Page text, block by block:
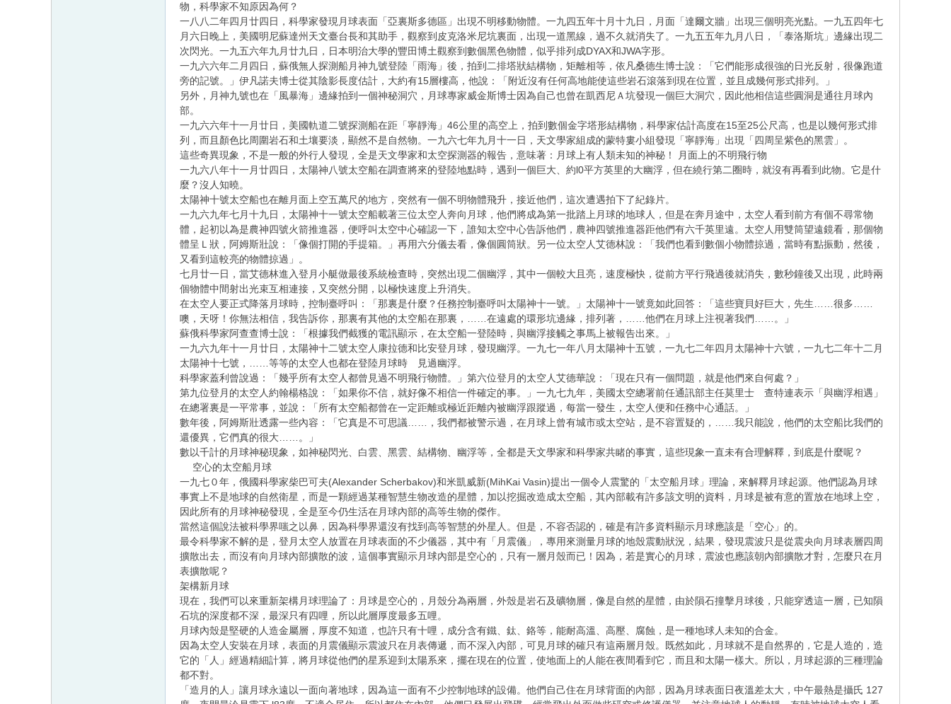
物，科學家不知原因為何？
一八八二年四月廿四日，科學家發現月球表面「亞裏斯多德區」出現不明移動物體。一九四五年十月十九日，月面「達爾文牆」出現三個明亮光點。一九五四年七
月六日晚上，美國明尼蘇達州天文臺台長和其助手，觀察到皮克洛米尼坑裏面，出現一道黑線，過不久就消失了。一九五五年九月八日，「泰洛斯坑」邊緣出現二
次閃光。一九五六年九月廿九日，日本明治大學的豐田博土觀察到數個黑色物體，似乎排列成DYAX和JWA字形。
一九六六年二月四日，蘇俄無人探測船月神九號登陸「雨海」後，拍到二排塔狀結構物，矩離相等，依凡桑德生博士說：「它們能形成很強的日光反射，很像跑道
旁的記號。」伊凡諾夫博士從其陰影長度估計，大約有15層樓高，他說：「附近沒有任何高地能使這些岩石滾落到現在位置，並且成幾何形式排列。」
另外，月神九號也在「風暴海」邊緣拍到一個神秘洞穴，月球專家威金斯博士因為自己也曾在凱西尼Ａ坑發現一個巨大洞穴，因此他相信這些圓洞是通往月球內
部。
一九六六年十一月廿日，美國軌道二號探測船在距「寧靜海」46公里的高空上，拍到數個金字塔形結構物，科學家估計高度在15至25公尺高，也是以幾何形式排
列，而且顏色比周圍岩石和土壤要淡，顯然不是自然物。一九六七年九月十一日，天文學家組成的蒙特婁小組發現「寧靜海」出現「四周呈紫色的黑雲」。
這些奇異現象，不是一般的外行人發現，全是天文學家和太空探測器的報告，意味著：月球上有人類未知的神秘！ 月面上的不明飛行物
一九六八年十一月廿四日，太陽神八號太空船在調查將來的登陸地點時，遇到一個巨大、約l0平方英里的大幽浮，但在繞行第二圈時，就沒有再看到此物。它是什
麼？沒人知曉。
太陽神十號太空船也在離月面上空五萬尺的地方，突然有一個不明物體飛升，接近他們，這次遭遇拍下了紀錄片。
一九六九年七月十九日，太陽神十一號太空船載著三位太空人奔向月球，他們將成為第一批踏上月球的地球人，但是在奔月途中，太空人看到前方有個不尋常物
體，起初以為是農神四號火箭推進器，便呼叫太空中心確認一下，誰知太空中心告訴他們，農神四號推進器距他們有六千英里遠。太空人用雙筒望遠鏡看，那個物
體呈Ｌ狀，阿姆斯壯說：「像個打開的手提箱。」再用六分儀去看，像個圓筒狀。另一位太空人艾德林說：「我們也看到數個小物體掠過，當時有點振動，然後，
又看到這較亮的物體掠過」。
七月廿一日，當艾德林進入登月小艇做最後系統檢查時，突然出現二個幽浮，其中一個較大且亮，速度極快，從前方平行飛過後就消失，數秒鐘後又出現，此時兩
個物體中間射出光束互相連接，又突然分開，以極快速度上升消失。
在太空人要正式降落月球時，控制臺呼叫：「那裏是什麼？任務控制臺呼叫太陽神十一號。」太陽神十一號竟如此回答：「這些寶貝好巨大，先生……很多……
噢，天呀！你無法相信，我告訴你，那裏有其他的太空船在那裏，……在遠處的環形坑邊緣，排列著，……他們在月球上注視著我們……。」
蘇俄科學家阿查查博士說：「根據我們截獲的電訊顯示，在太空船一登陸時，與幽浮接觸之事馬上被報告出來。」
一九六九年十一月廿日，太陽神十二號太空人康拉德和比安登月球，發現幽浮。一九七一年八月太陽神十五號，一九七二年四月太陽神十六號，一九七二年十二月
太陽神十七號，……等等的太空人也都在登陸月球時 見過幽浮。
科學家蓋利曾說過：「幾乎所有太空人都曾見過不明飛行物體。」第六位登月的太空人艾德華說：「現在只有一個問題，就是他們來自何處？」
第九位登月的太空人約翰楊格說：「如果你不信，就好像不相信一件確定的事。」一九七九年，美國太空總署前任通訊部主任莫里士 查特連表示「與幽浮相遇」
在總署裏是一平常事，並說：「所有太空船都曾在一定距離或極近距離內被幽浮跟蹤過，每當一發生，太空人便和任務中心通話。」
數年後，阿姆斯壯透露一些內容：「它真是不可思議……，我們都被警示過，在月球上曾有城市或太空站，是不容置疑的，……我只能說，他們的太空船比我們的
還優異，它們真的很大……。」
數以千計的月球神秘現象，如神秘閃光、白雲、黑雲、結構物、幽浮等，全都是天文學家和科學家共睹的事實，這些現象一直未有合理解釋，到底是什麼呢？
空心的太空船月球
一九七０年，俄國科學家柴巴可夫(Alexander Scherbakov)和米凱威新(MihKai Vasin)提出一個令人震驚的「太空船月球」理論，來解釋月球起源。他們認為月球
事實上不是地球的自然衛星，而是一顆經過某種智慧生物改造的星體，加以挖掘改造成太空船，其內部載有許多該文明的資料，月球是被有意的置放在地球上空，
因此所有的月球神秘發現，全是至今仍生活在月球內部的高等生物的傑作。
當然這個說法被科學界嗤之以鼻，因為科學界還沒有找到高等智慧的外星人。但是，不容否認的，確是有許多資料顯示月球應該是「空心」的。
最令科學家不解的是，登月太空人放置在月球表面的不少儀器，其中有「月震儀」，專用來測量月球的地殼震動狀況，結果，發現震波只是從震央向月球表層四周
擴散出去，而沒有向月球內部擴散的波，這個事實顯示月球內部是空心的，只有一層月殼而已！因為，若是實心的月球，震波也應該朝內部擴散才對，怎麼只在月
表擴散呢？
架構新月球
現在，我們可以來重新架構月球理論了：月球是空心的，月殼分為兩層，外殼是岩石及礦物層，像是自然的星體，由於隕石撞擊月球後，只能穿透這一層，已知隕
石坑的深度都不深，最深只有四哩，所以此層厚度最多五哩。
月球內殼是堅硬的人造金屬層，厚度不知道，也許只有十哩，成分含有鐵、鈦、鉻等，能耐高溫、高壓、腐蝕，是一種地球人未知的合金。
因為太空人安裝在月球，表面的月震儀顯示震波只在月表傳遞，而不深入內部，可見月球的確只有這兩層月殼。既然如此，月球就不是自然界的，它是人造的，造
它的「人」經過精細計算，將月球從他們的星系迎到太陽系來，擺在現在的位置，使地面上的人能在夜間看到它，而且和太陽一樣大。所以，月球起源的三種理論
都不對。
「造月的人」讓月球永遠以一面向著地球，因為這一面有不少控制地球的設備。他們自己住在月球背面的內部，因為月球表面日夜溫差太大，中午最熱是攝氏 127